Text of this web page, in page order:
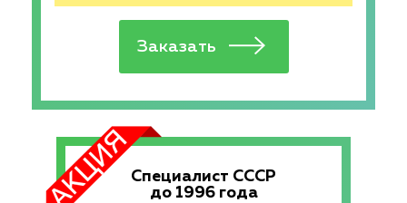
Специалист СССР
до 1996 года